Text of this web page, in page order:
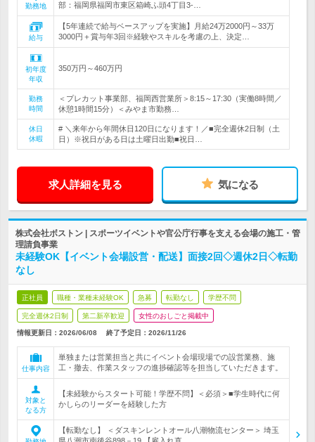
勤務地
部：福岡県福岡市東区箱崎ふ頭4丁目3-…
給与
【5年連続で給与ベースアップを実施】月給24万2000円～33万
3000円＋賞与年3回※経験やスキルを考慮の上、決定…
初年度
年収
350万円～460万円
勤務
時間
＜プレカット事業部、福岡西営業所＞8:15～17:30（実働8時間／
休憩1時間15分）＜みやま市勤務…
休日
休暇
# ＼来年から年間休日120日になります！／■完全週休2日制（土
日）※祝日がある日は土曜日出勤■祝日…
求人詳細を見る 気になる
株式会社ボストン | スポーツイベントや官公庁行事を支える会場の施工・管
理請負事業
未経験OK【イベント会場設営・配送】面接2回◇週休2日◇転勤
なし
正社員 職種・業種未経験OK 急募 転勤なし 学歴不問
完全週休2日制 第二新卒歓迎 女性のおしごと掲載中
情報更新日：2026/06/08 終了予定日： 2026/11/26
仕事内容
単独または営業担当と共にイベント会場現場での設営業務、施
工・撤去、作業スタッフの進捗確認等を担当していただきます。
対象と
なる方
【未経験からスタート可能！学歴不問】＜必須＞■学生時代に何
かしらのリーダーを経験した方
【転勤なし】 ＜ダスキンレントオール八潮物流センター＞ 埼玉